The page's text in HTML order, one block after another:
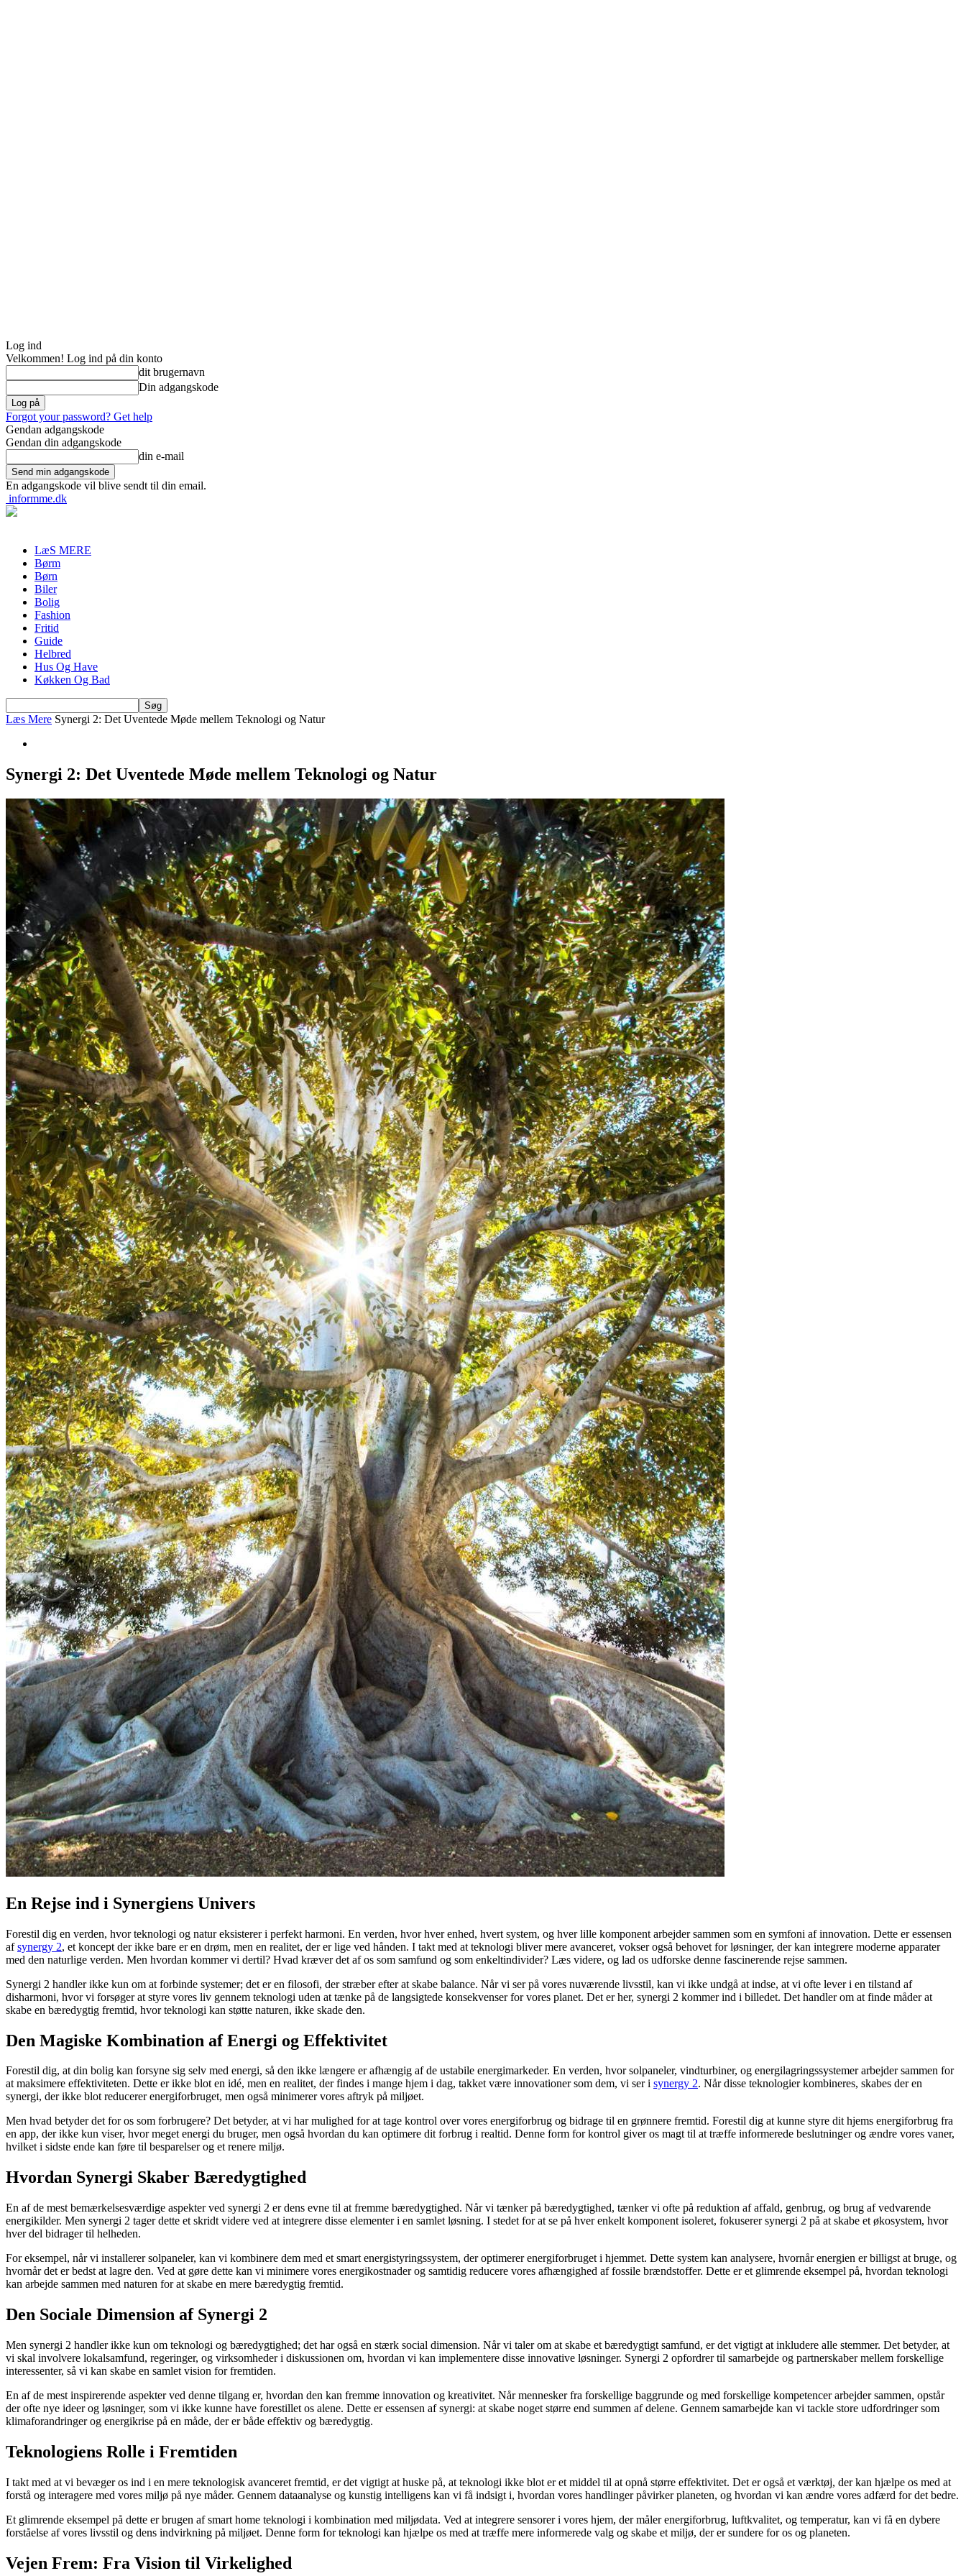
Log ind
Velkommen! Log ind på din konto
dit brugernavn
Din adgangskode
Forgot your password? Get help
Gendan adgangskode
Gendan din adgangskode
din e-mail
En adgangskode vil blive sendt til din email.
informme.dk
LæS MERE
Børm
Børn
Biler
Bolig
Fashion
Fritid
Guide
Helbred
Hus Og Have
Køkken Og Bad
Læs Mere Synergi 2: Det Uventede Møde mellem Teknologi og Natur
Synergi 2: Det Uventede Møde mellem Teknologi og Natur
En Rejse ind i Synergiens Univers
Forestil dig en verden, hvor teknologi og natur eksisterer i perfekt harmoni. En verden, hvor hver enhed, hvert system, og hver lille komponent arbejder sammen som en symfoni af innovation. Dette er essensen
afsynergy 2, et koncept der ikke bare er en drøm, men en realitet, der er lige ved hånden. I takt med at teknologi bliver mere avanceret, vokser også behovet for løsninger, der kan integrere moderne apparater
med den naturlige verden. Men hvordan kommer vi dertil? Hvad kræver det af os som samfund og som enkeltindivider? Læs videre, og lad os udforske denne fascinerende rejse sammen.
Synergi 2 handler ikke kun om at forbinde systemer; det er en filosofi, der stræber efter at skabe balance. Når vi ser på vores nuværende livsstil, kan vi ikke undgå at indse, at vi ofte lever i en tilstand af
disharmoni, hvor vi forsøger at styre vores liv gennem teknologi uden at tænke på de langsigtede konsekvenser for vores planet. Det er her, synergi 2 kommer ind i billedet. Det handler om at finde måder at
skabe en bæredygtig fremtid, hvor teknologi kan støtte naturen, ikke skade den.
Den Magiske Kombination af Energi og Effektivitet
Forestil dig, at din bolig kan forsyne sig selv med energi, så den ikke længere er afhængig af de ustabile energimarkeder. En verden, hvor solpaneler, vindturbiner, og energilagringssystemer arbejder sammen for
at maksimere effektiviteten. Dette er ikke blot en idé, men en realitet, der findes i mange hjem i dag, takket være innovationer som dem, vi ser i synergy 2. Når disse teknologier kombineres, skabes der en
synergi, der ikke blot reducerer energiforbruget, men også minimerer vores aftryk på miljøet.
Men hvad betyder det for os som forbrugere? Det betyder, at vi har mulighed for at tage kontrol over vores energiforbrug og bidrage til en grønnere fremtid. Forestil dig at kunne styre dit hjems energiforbrug fra
en app, der ikke kun viser, hvor meget energi du bruger, men også hvordan du kan optimere dit forbrug i realtid. Denne form for kontrol giver os magt til at træffe informerede beslutninger og ændre vores vaner,
hvilket i sidste ende kan føre til besparelser og et renere miljø.
Hvordan Synergi Skaber Bæredygtighed
En af de mest bemærkelsesværdige aspekter ved synergi 2 er dens evne til at fremme bæredygtighed. Når vi tænker på bæredygtighed, tænker vi ofte på reduktion af affald, genbrug, og brug af vedvarende
energikilder. Men synergi 2 tager dette et skridt videre ved at integrere disse elementer i en samlet løsning. I stedet for at se på hver enkelt komponent isoleret, fokuserer synergi 2 på at skabe et økosystem, hvor
hver del bidrager til helheden.
For eksempel, når vi installerer solpaneler, kan vi kombinere dem med et smart energistyringssystem, der optimerer energiforbruget i hjemmet. Dette system kan analysere, hvornår energien er billigst at bruge, og
hvornår det er bedst at lagre den. Ved at gøre dette kan vi minimere vores energikostnader og samtidig reducere vores afhængighed af fossile brændstoffer. Dette er et glimrende eksempel på, hvordan teknologi
kan arbejde sammen med naturen for at skabe en mere bæredygtig fremtid.
Den Sociale Dimension af Synergi 2
Men synergi 2 handler ikke kun om teknologi og bæredygtighed; det har også en stærk social dimension. Når vi taler om at skabe et bæredygtigt samfund, er det vigtigt at inkludere alle stemmer. Det betyder, at
vi skal involvere lokalsamfund, regeringer, og virksomheder i diskussionen om, hvordan vi kan implementere disse innovative løsninger. Synergi 2 opfordrer til samarbejde og partnerskaber mellem forskellige
interessenter, så vi kan skabe en samlet vision for fremtiden.
En af de mest inspirerende aspekter ved denne tilgang er, hvordan den kan fremme innovation og kreativitet. Når mennesker fra forskellige baggrunde og med forskellige kompetencer arbejder sammen, opstår
der ofte nye ideer og løsninger, som vi ikke kunne have forestillet os alene. Dette er essensen af synergi: at skabe noget større end summen af delene. Gennem samarbejde kan vi tackle store udfordringer som
klimaforandringer og energikrise på en måde, der er både effektiv og bæredygtig.
Teknologiens Rolle i Fremtiden
I takt med at vi bevæger os ind i en mere teknologisk avanceret fremtid, er det vigtigt at huske på, at teknologi ikke blot er et middel til at opnå større effektivitet. Det er også et værktøj, der kan hjælpe os med at
forstå og interagere med vores miljø på nye måder. Gennem dataanalyse og kunstig intelligens kan vi få indsigt i, hvordan vores handlinger påvirker planeten, og hvordan vi kan ændre vores adfærd for det bedre.
Et glimrende eksempel på dette er brugen af smart home teknologi i kombination med miljødata. Ved at integrere sensorer i vores hjem, der måler energiforbrug, luftkvalitet, og temperatur, kan vi få en dybere
forståelse af vores livsstil og dens indvirkning på miljøet. Denne form for teknologi kan hjælpe os med at træffe mere informerede valg og skabe et miljø, der er sundere for os og planeten.
Vejen Frem: Fra Vision til Virkelighed